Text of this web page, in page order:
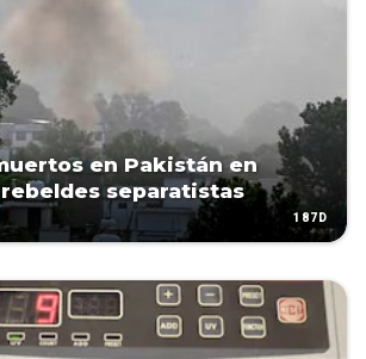
en Pakistán en
separatistas
187D